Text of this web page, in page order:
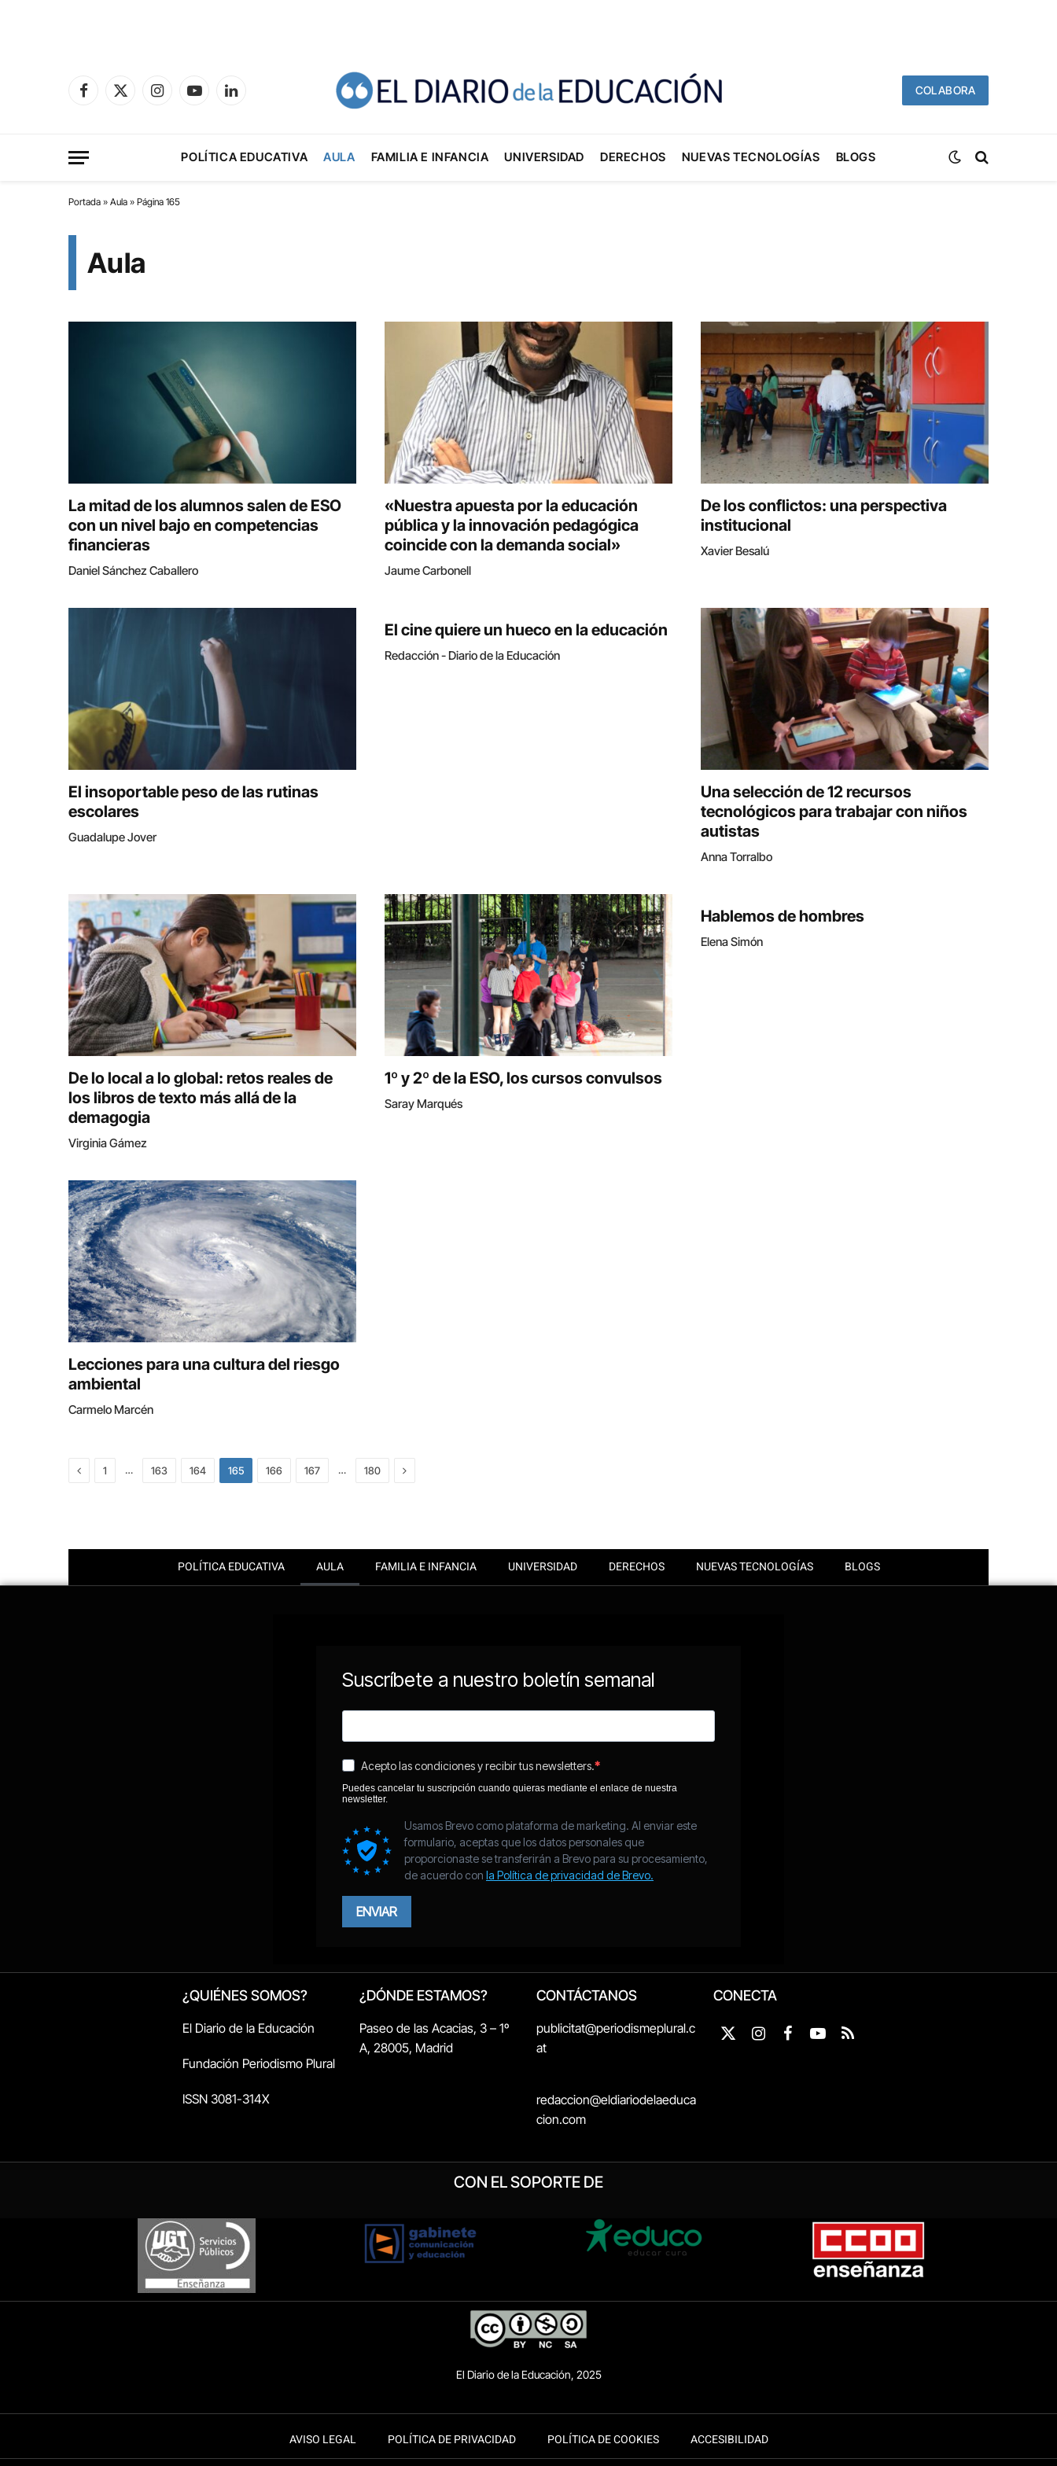
Facebook
X
InstagramYouTubeLinkedIn
COLABORA
POLÍTICA EDUCATIVA AULA FAMILIA E INFANCIA UNIVERSIDAD DERECHOS NUEVAS TECNOLOGÍAS BLOGS
Portada » Aula » Página 165
Aula
La mitad de los alumnos salen de ESO
con un nivel bajo en competencias
financieras
Daniel Sánchez Caballero
«Nuestra apuesta por la educación
pública y la innovación pedagógica
coincide con la demanda social»
Jaume Carbonell
De los conflictos: una perspectiva
institucional
Xavier Besalú
El insoportable peso de las rutinas
escolares
Guadalupe Jover
El cine quiere un hueco en la educación
Redacción - Diario de la Educación
Una selección de 12 recursos
tecnológicos para trabajar con niños
autistas
Anna Torralbo
De lo local a lo global: retos reales de
los libros de texto más allá de la
demagogia
Virginia Gámez
1º y 2º de la ESO, los cursos convulsos
Saray Marqués
Hablemos de hombres
Elena Simón
Lecciones para una cultura del riesgo
ambiental
Carmelo Marcén
Previous
1 … 163 164 165 166 167 … 180 Next
POLÍTICA EDUCATIVA AULA FAMILIA E INFANCIA UNIVERSIDAD DERECHOS NUEVAS TECNOLOGÍAS BLOGS
¿QUIÉNES SOMOS?
El Diario de la Educación
Fundación Periodismo Plural
ISSN 3081-314X
¿DÓNDE ESTAMOS?
Paseo de las Acacias, 3 – 1º
A, 28005, Madrid
CONTÁCTANOS
publicitat@periodismeplural.c
at
redaccion@eldiariodelaeduca
cion.com
CONECTA
X
InstagramFacebookYouTubeRSS
CON EL SOPORTE DE
El Diario de la Educación, 2025
AVISO LEGAL POLÍTICA DE PRIVACIDAD POLÍTICA DE COOKIES ACCESIBILIDAD